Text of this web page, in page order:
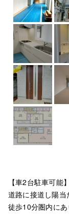
【車2台駐車可
道路に接道し陽
徒歩10分圏内にあ